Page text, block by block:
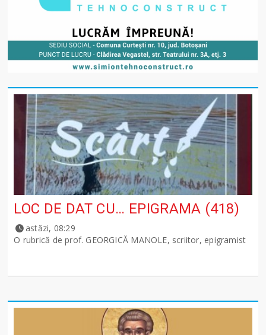
LOC DE DAT CU… EPIGRAMA (418)
astăzi, 08:29
O rubrică de prof. GEORGICĂ MANOLE, scriitor, epigramist